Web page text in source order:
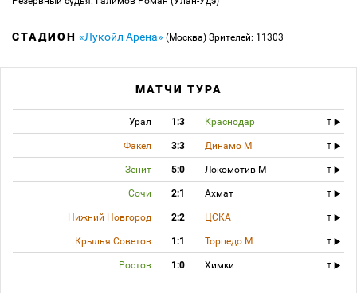
СТАДИОН «Лукойл Арена» (Москва) Зрителей: 11303
МАТЧИ ТУРА
Урал 1:3 Краснодар T
Факел 3:3 Динамо М T
Зенит 5:0 Локомотив М T
Сочи 2:1 Ахмат T
Нижний Новгород 2:2 ЦСКА T
Крылья Советов 1:1 Торпедо М T
Ростов 1:0 Химки T